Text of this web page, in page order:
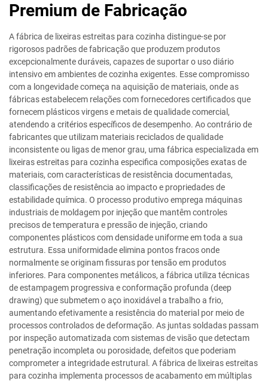
Premium de Fabricação
A fábrica de lixeiras estreitas para cozinha distingue-se por
rigorosos padrões de fabricação que produzem produtos
excepcionalmente duráveis, capazes de suportar o uso diário
intensivo em ambientes de cozinha exigentes. Esse compromisso
com a longevidade começa na aquisição de materiais, onde as
fábricas estabelecem relações com fornecedores certificados que
fornecem plásticos virgens e metais de qualidade comercial,
atendendo a critérios específicos de desempenho. Ao contrário de
fabricantes que utilizam materiais reciclados de qualidade
inconsistente ou ligas de menor grau, uma fábrica especializada em
lixeiras estreitas para cozinha especifica composições exatas de
materiais, com características de resistência documentadas,
classificações de resistência ao impacto e propriedades de
estabilidade química. O processo produtivo emprega máquinas
industriais de moldagem por injeção que mantêm controles
precisos de temperatura e pressão de injeção, criando
componentes plásticos com densidade uniforme em toda a sua
estrutura. Essa uniformidade elimina pontos fracos onde
normalmente se originam fissuras por tensão em produtos
inferiores. Para componentes metálicos, a fábrica utiliza técnicas
de estampagem progressiva e conformação profunda (deep
drawing) que submetem o aço inoxidável a trabalho a frio,
aumentando efetivamente a resistência do material por meio de
processos controlados de deformação. As juntas soldadas passam
por inspeção automatizada com sistemas de visão que detectam
penetração incompleta ou porosidade, defeitos que poderiam
comprometer a integridade estrutural. A fábrica de lixeiras estreitas
para cozinha implementa processos de acabamento em múltiplas